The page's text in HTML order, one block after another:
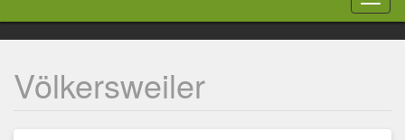
Völkersweiler